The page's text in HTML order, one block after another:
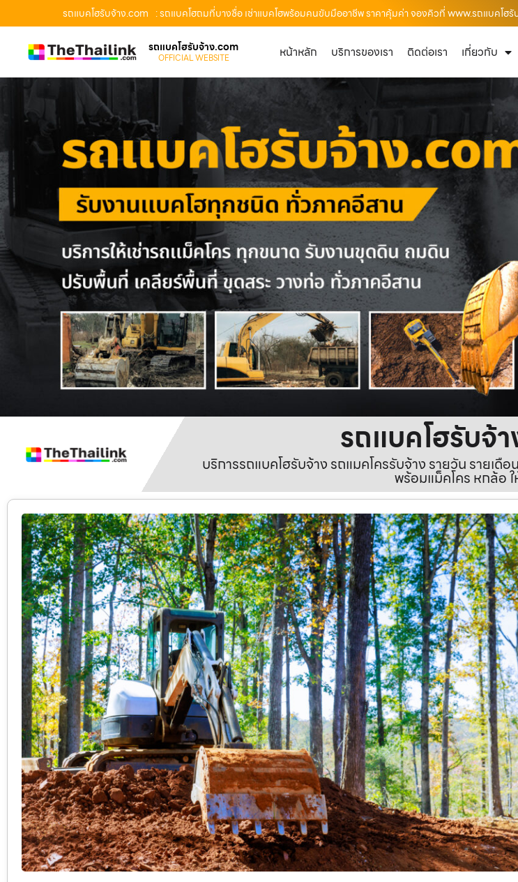
รถแบคโฮรับจ้าง.com : รถแบคโฮถมที่บางซื่อ เช่าแบคโฮพร้อมคนขับมืออาชีพ ราคาคุ้มค่า จองคิวที่ www.รถแบคโฮรั
รถแบคโฮรับจ้าง.com
OFFICIAL WEBSITE หน้าหลัก บริการของเรา ติดต่อเรา เกี่ยวกับ
รถแบคโฮรับจ้
บริการรถแบคโฮรับจ้าง รถแมคโครรับจ้าง รายวัน รายเ
พร้อมแม็คโคร หกล้อ ใ